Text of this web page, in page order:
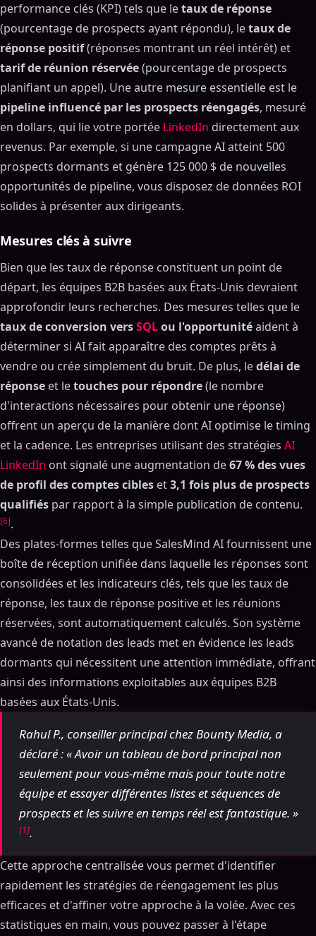
performance clés (KPI) tels que letaux de réponse
(pourcentage de prospects ayant répondu), letaux de
réponse positif(réponses montrant un réel intérêt) et
tarif de réunion réservée(pourcentage de prospects
planifiant un appel). Une autre mesure essentielle est le
pipeline influencé par les prospects réengagés, mesuré
en dollars, qui lie votre portée LinkedIn directement aux
revenus. Par exemple, si une campagne AI atteint 500
prospects dormants et génère 125 000 $ de nouvelles
opportunités de pipeline, vous disposez de données ROI
solides à présenter aux dirigeants.
Mesures clés à suivre
Bien que les taux de réponse constituent un point de
départ, les équipes B2B basées aux États-Unis devraient
approfondir leurs recherches. Des mesures telles que le
taux de conversion versSQLou l'opportunitéaident à
déterminer si AI fait apparaître des comptes prêts à
vendre ou crée simplement du bruit. De plus, ledélai de
réponse et letouches pour répondre(le nombre
d'interactions nécessaires pour obtenir une réponse)
offrent un aperçu de la manière dont AI optimise le timing
et la cadence. Les entreprises utilisant des stratégies AI
LinkedIn ont signalé une augmentation de67 % des vues
de profil des comptes cibles et3,1 fois plus de prospects
qualifiés par rapport à la simple publication de contenu.
[6].
Des plates-formes telles que SalesMind AI fournissent une
boîte de réception unifiée dans laquelle les réponses sont
consolidées et les indicateurs clés, tels que les taux de
réponse, les taux de réponse positive et les réunions
réservées, sont automatiquement calculés. Son système
avancé de notation des leads met en évidence les leads
dormants qui nécessitent une attention immédiate, offrant
ainsi des informations exploitables aux équipes B2B
basées aux États-Unis.
Rahul P., conseiller principal chez Bounty Media, a
déclaré : « Avoir un tableau de bord principal non
seulement pour vous-même mais pour toute notre
équipe et essayer différentes listes et séquences de
prospects et les suivre en temps réel est fantastique. »
[1].
Cette approche centralisée vous permet d'identifier
rapidement les stratégies de réengagement les plus
efficaces et d'affiner votre approche à la volée. Avec ces
statistiques en main, vous pouvez passer à l'étape